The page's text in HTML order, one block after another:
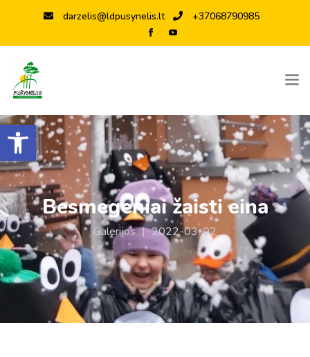
Open toolbar
darzelis@ldpusynelis.lt +37068790985
Besmegeniai žaisti eina
Galerijos | 2022-03-02